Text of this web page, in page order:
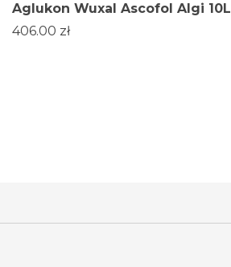
Aglukon Wuxal Ascofol Algi 10L
406.00 zł